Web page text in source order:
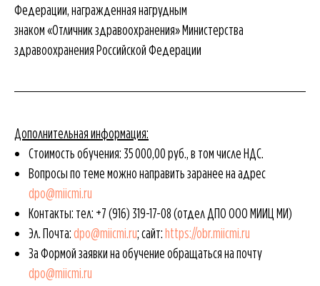
Федерации, награжденная нагрудным
знаком «Отличник здравоохранения» Министерства
здравоохранения Российской Федерации
Дополнительная информация:
Стоимость обучения: 35 000,00 руб., в том числе НДС.
Вопросы по теме можно направить заранее на адрес
dpo@miicmi.ru
Контакты: тел: +7 (916) 319-17-08(отдел ДПО ООО МИИЦ МИ)
Эл. Почта:dpo@miicmi.ru; сайт:https://obr.miicmi.ru
За Формой заявки на обучение обращаться на почту
dpo@miicmi.ru